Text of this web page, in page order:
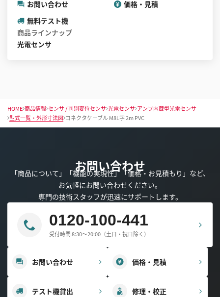
お問い合わせ
価格・見積
無料テスト機
商品ラインナップ
光電センサ
HOME 商品情報 センサ / 判別変位センサ 光電センサ アンプ内蔵型光電センサ
型式一覧・外形寸法図 コネクタケーブル M8L字 2m PVC
お問い合わせ
「商品について」「機能の実現性」「価格・お見積もり」など、
お気軽にお問い合わせください。
専門の技術スタッフが迅速にサポートします。
0120-100-441
受付時間 8:30～20:00（土日・祝日除く）
お問い合わせ 価格・見積
テスト機貸出 修理・校正